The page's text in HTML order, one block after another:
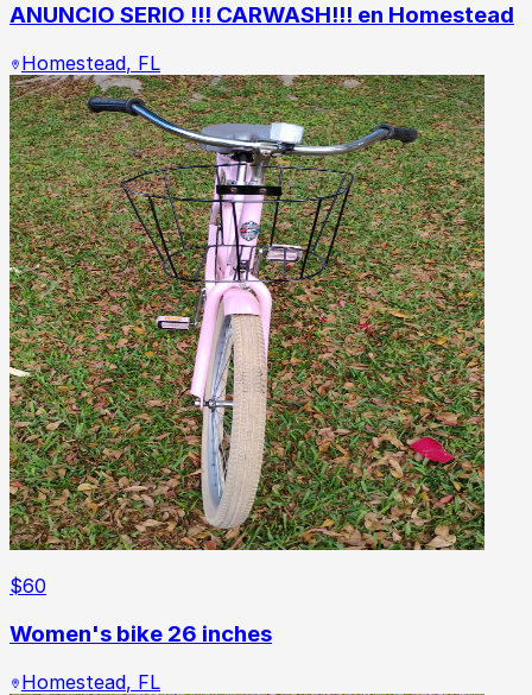
ANUNCIO SERIO !!! CARWASH!!! en Homestead
Homestead, FL
$60
Women's bike 26 inches
Homestead, FL